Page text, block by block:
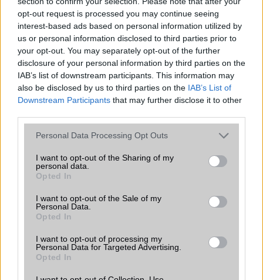
opt-out request is processed you may continue seeing
interest-based ads based on personal information utilized by
us or personal information disclosed to third parties prior to
your opt-out. You may separately opt-out of the further
disclosure of your personal information by third parties on the
IAB’s list of downstream participants. This information may
also be disclosed by us to third parties on the IAB’s List of
Downstream Participants that may further disclose it to other
Please note that this website/app uses one or more Google
not limited to your visit or usage behaviour. You may click to
grant or deny consent to Google and its third-party tags to
use your data for below specified purposes in below Google
consent section.
Personal Data Processing Opt Outs
I want to opt-out of the Sharing of my
personal data.
Opted In
I want to opt-out of the Sale of my
Personal Data.
Opted In
I want to opt-out of processing my
Personal Data for Targeted Advertising.
Opted In